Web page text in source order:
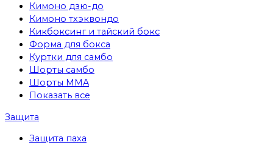
Кимоно дзю-до
Кимоно тхэквондо
Кикбоксинг и тайский бокс
Форма для бокса
Куртки для самбо
Шорты самбо
Шорты MMA
Показать все
Защита
Защита паха